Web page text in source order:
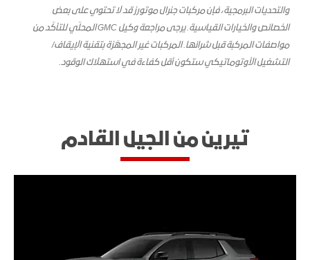
والتحديات البرمجية، فإن مركبات جنرال موتورز قد لا تحتوي على بعض
الخصائص والخيارات القياسية. يرجى مراجعة وكيل GMC المحلّي للتأكّد من
مواصفات المركبة قبل شرائها. المركبات غير المجهّزة بتقنية الإيقاف/
التشغيل الأوتوماتيكي ستكون أقل كفاءة في استهلاك الوقود.
تيرين من الجيل القادم